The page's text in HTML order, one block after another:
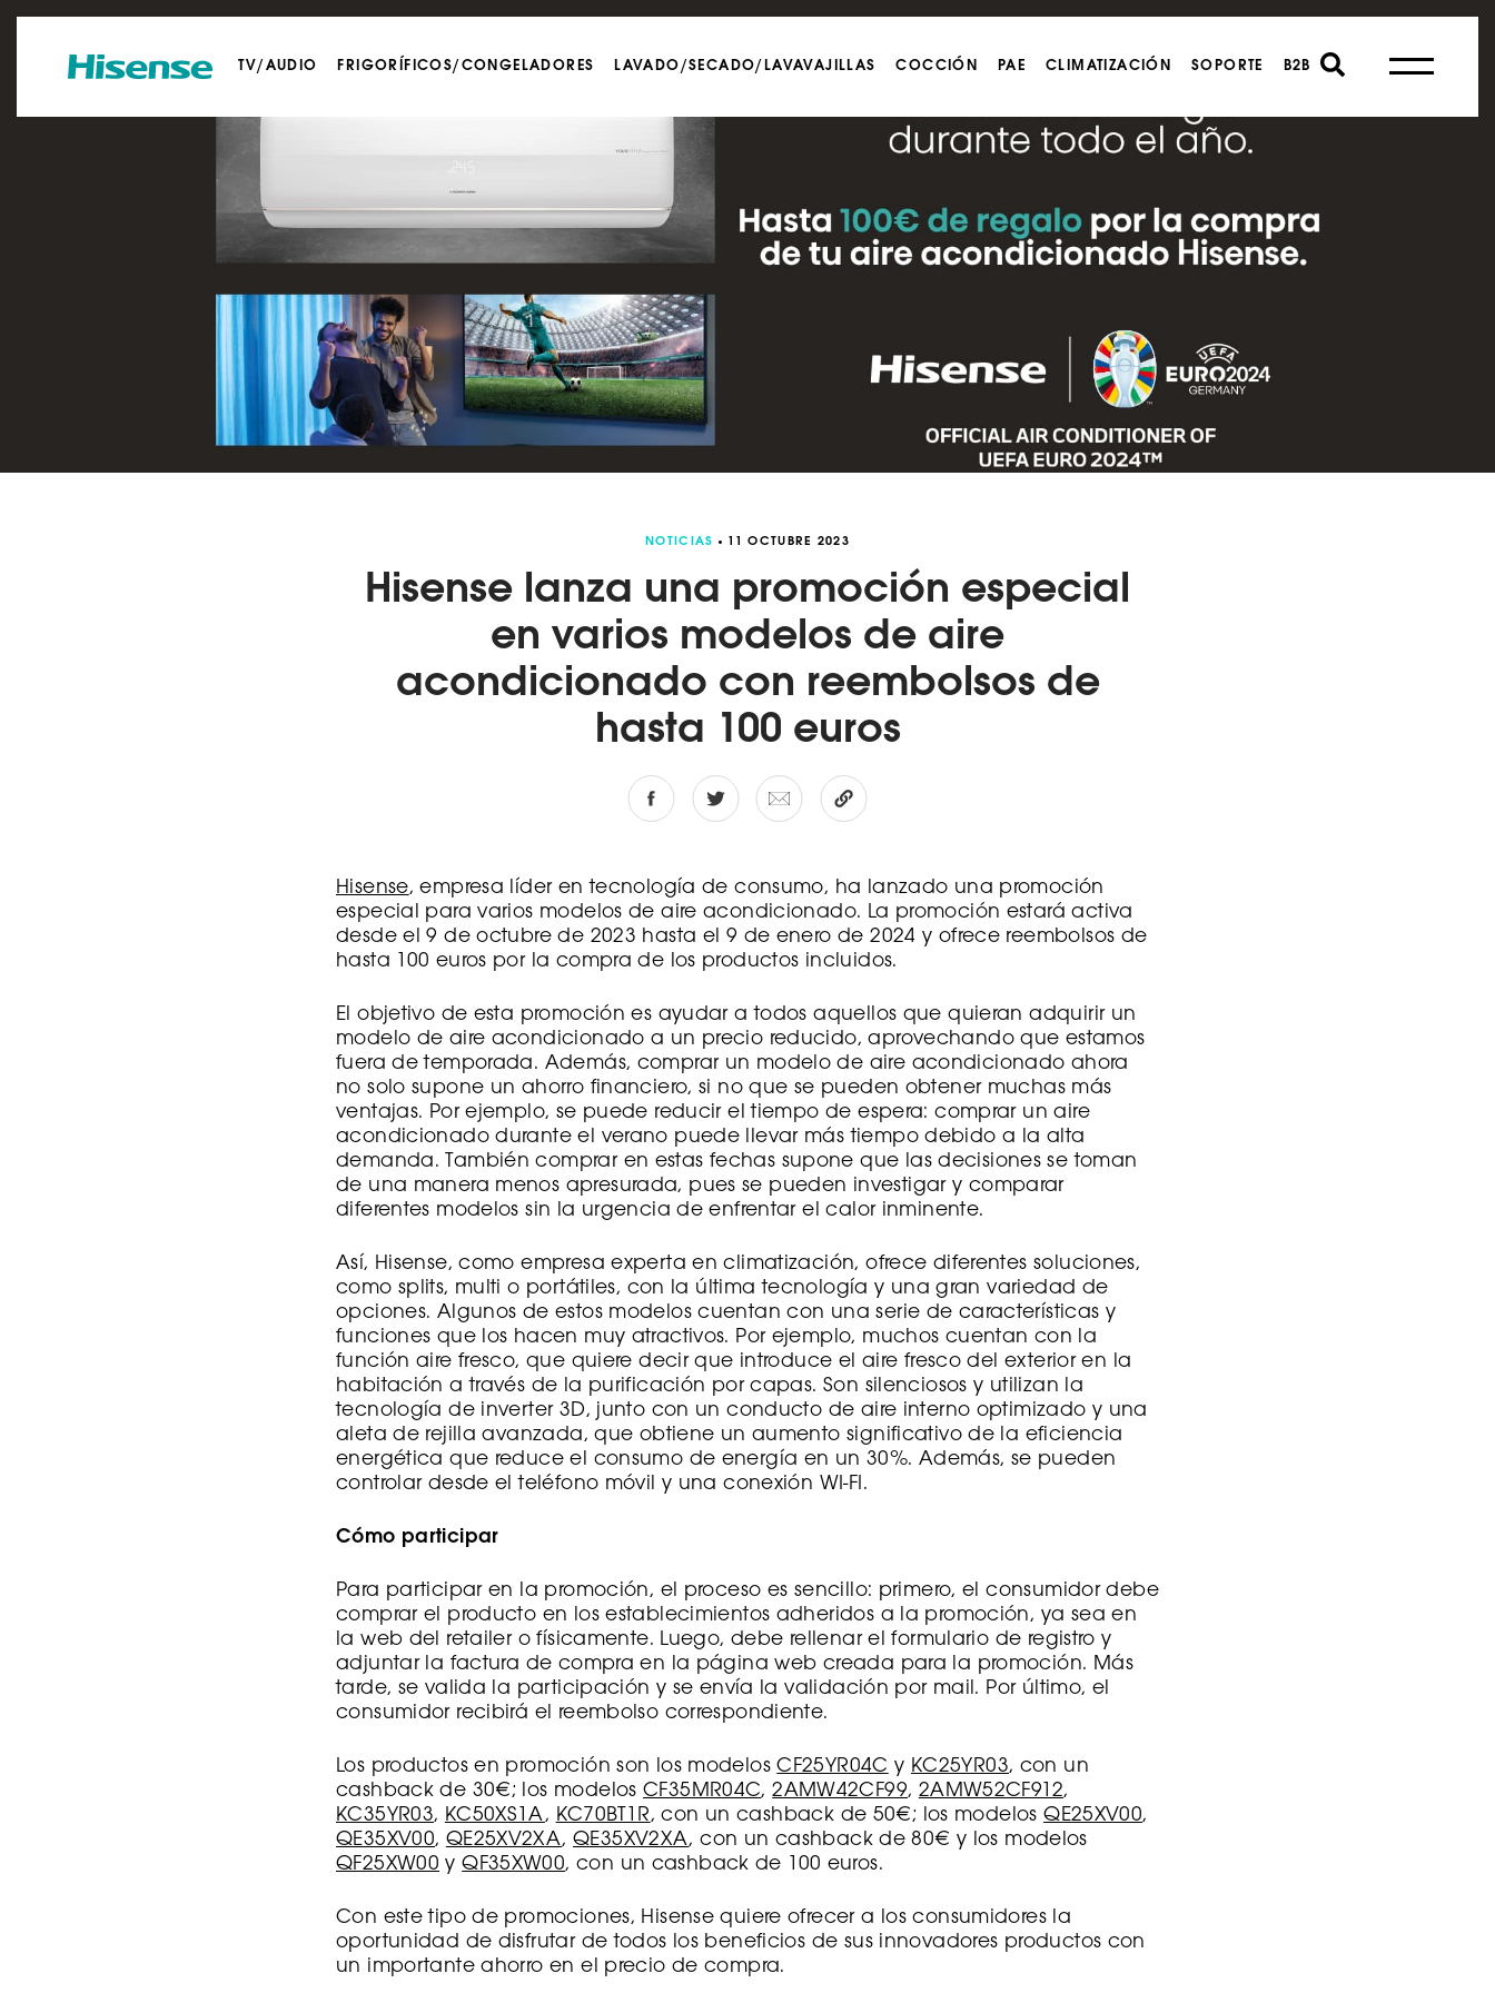
TV/AUDIO FRIGORÍFICOS/CONGELADORES LAVADO/SECADO/LAVAVAJILLAS COCCIÓN PAE CLIMATIZACIÓN SOPORTE B2B
NOTICIAS 11 OCTUBRE 2023
Hisense lanza una promoción especial
en varios modelos de aire
acondicionado con reembolsos de
hasta 100 euros
Hisense, empresa líder en tecnología de consumo, ha lanzado una promoción
especial para varios modelos de aire acondicionado. La promoción estará activa
desde el 9 de octubre de 2023 hasta el 9 de enero de 2024 y ofrece reembolsos de
hasta 100 euros por la compra de los productos incluidos.
El objetivo de esta promoción es ayudar a todos aquellos que quieran adquirir un
modelo de aire acondicionado a un precio reducido, aprovechando que estamos
fuera de temporada. Además, comprar un modelo de aire acondicionado ahora
no solo supone un ahorro financiero, si no que se pueden obtener muchas más
ventajas. Por ejemplo, se puede reducir el tiempo de espera: comprar un aire
acondicionado durante el verano puede llevar más tiempo debido a la alta
demanda. También comprar en estas fechas supone que las decisiones se toman
de una manera menos apresurada, pues se pueden investigar y comparar
diferentes modelos sin la urgencia de enfrentar el calor inminente.
Así, Hisense, como empresa experta en climatización, ofrece diferentes soluciones,
como splits, multi o portátiles, con la última tecnología y una gran variedad de
opciones. Algunos de estos modelos cuentan con una serie de características y
funciones que los hacen muy atractivos. Por ejemplo, muchos cuentan con la
función aire fresco, que quiere decir que introduce el aire fresco del exterior en la
habitación a través de la purificación por capas. Son silenciosos y utilizan la
tecnología de inverter 3D, junto con un conducto de aire interno optimizado y una
aleta de rejilla avanzada, que obtiene un aumento significativo de la eficiencia
energética que reduce el consumo de energía en un 30%. Además, se pueden
controlar desde el teléfono móvil y una conexión WI-FI.
Cómo participar
Para participar en la promoción, el proceso es sencillo: primero, el consumidor debe
comprar el producto en los establecimientos adheridos a la promoción, ya sea en
la web del retailer o físicamente. Luego, debe rellenar el formulario de registro y
adjuntar la factura de compra en la página web creada para la promoción. Más
tarde, se valida la participación y se envía la validación por mail. Por último, el
consumidor recibirá el reembolso correspondiente.
Los productos en promoción son los modelosCF25YR04C y KC25YR03, con un
cashback de 30€; los modelosCF35MR04C,2AMW42CF99, 2AMW52CF912,
KC35YR03, KC50XS1A, KC70BT1R, con un cashback de 50€; los modelosQE25XV00,
QE35XV00, QE25XV2XA, QE35XV2XA, con un cashback de 80€ y los modelos
QF25XW00 yQF35XW00, con un cashback de 100 euros.
Con este tipo de promociones, Hisense quiere ofrecer a los consumidores la
oportunidad de disfrutar de todos los beneficios de sus innovadores productos con
un importante ahorro en el precio de compra.